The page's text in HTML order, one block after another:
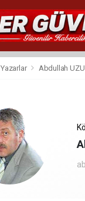
Yazarlar Abdullah